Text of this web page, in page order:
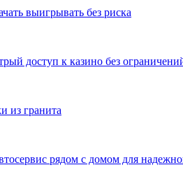
выигрывать без риска
доступ к казино без
из гранита
рядом с домом для